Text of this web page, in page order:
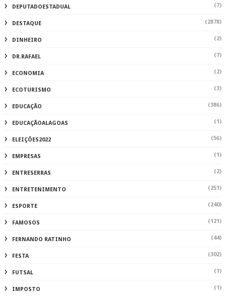
DEPUTADOESTADUAL (7)
DESTAQUE (2878)
DINHEIRO (2)
DR.RAFAEL (7)
ECONOMIA (2)
ECOTURISMO (3)
EDUCAÇÃO (386)
EDUCAÇÃOALAGOAS (1)
ELEIÇÕES2022 (56)
EMPRESAS (1)
ENTRESERRAS (2)
ENTRETENIMENTO (251)
ESPORTE (240)
FAMOSOS (121)
FERNANDO RATINHO (44)
FESTA (302)
FUTSAL (1)
IMPOSTO (1)